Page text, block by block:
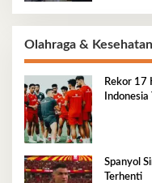
Olahraga & Kesehatan
Rekor 17
Spanyol
Terhenti